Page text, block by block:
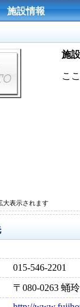
施設情報
施
こ
大表示されます
015-546-2201
〒080-0263 蛹